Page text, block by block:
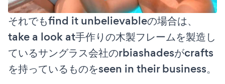
それでもfind it unbelievableの場合は、
take a look at手作りの木製フレームを製造し
ているサングラス会社のrbiashadesがcrafts
を持っているものをseen in their business。